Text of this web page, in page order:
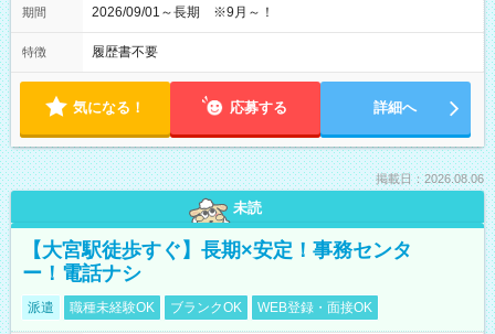
期間 2026/09/01～長期 ※9月～！
特徴 履歴書不要
気になる！ 応募する 詳細へ
掲載日：2026.08.06
未読
【大宮駅徒歩すぐ】長期×安定！事務センタ
ー！電話ナシ
派遣 職種未経験OK ブランクOK WEB登録・面接OK